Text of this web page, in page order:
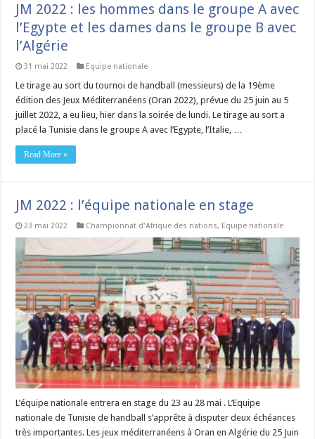
JM 2022 : les hommes dans le groupe A avec
l’Egypte et les dames dans le groupe B avec
l’Algérie
31 mai 2022 Equipe nationale
Le tirage au sort du tournoi de handball (messieurs) de la 19ème
édition des Jeux Méditerranéens (Oran 2022), prévue du 25 juin au 5
juillet 2022, a eu lieu, hier dans la soirée de lundi. Le tirage au sort a
placé la Tunisie dans le groupe A avec l’Egypte, l’Italie, …
Read More »
JM 2022 : l’équipe nationale en stage
23 mai 2022 Championnat d'Afrique des nations, Equipe nationale
L’équipe nationale entrera en stage du 23 au 28 mai . L’Equipe
nationale de Tunisie de handball s’apprête à disputer deux échéances
très importantes. Les jeux méditerranéens à Oran en Algérie du 25 Juin